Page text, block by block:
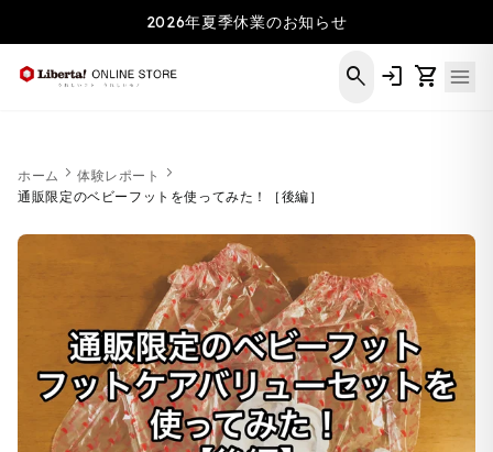
進む
2026年夏季休業のお知らせ
search login shopping_cart
ホーム chevron_right体験レポート chevron_right
通販限定のベビーフットを使ってみた！［後編］